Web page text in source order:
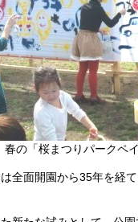
春の「桜まつりパークペ
全面開園から35年を経